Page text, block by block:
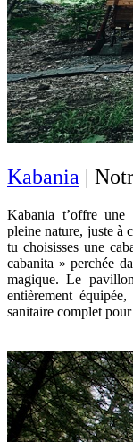
Kabania |
Kabania t’offre une
pleine nature, juste à
tu choisisses une
cabanita » perchée
magique. Le
entièrement
sanitaire complet